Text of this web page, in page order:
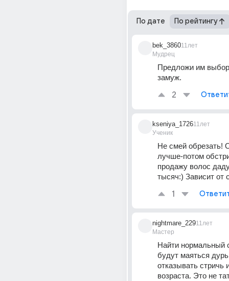
По дате По рейтингу
bek_3860
Мудрец
11лет
Предложи им
замуж.
2
kseniya_1726
Ученик
11лет
Не смей обрезать!
лучше-потом
продажу волос
тысяч:) Зависит от
1
nightmare_229
Мастер
11лет
Найти нормальный
будут маяться
отказывать стричь
возраста. Это не